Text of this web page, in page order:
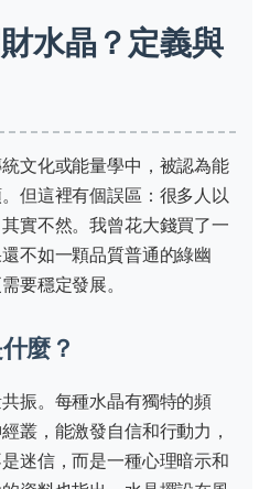
水晶？定義與
文化或能量學中，被認為能
但這裡有個誤區：很多人以
實不然。我曾花大錢買了一
不如一顆品質普通的綠幽
要穩定發展。
麼？
振。每種水晶有獨特的頻
叢，能激發自信和行動力，
迷信，而是一種心理暗示和